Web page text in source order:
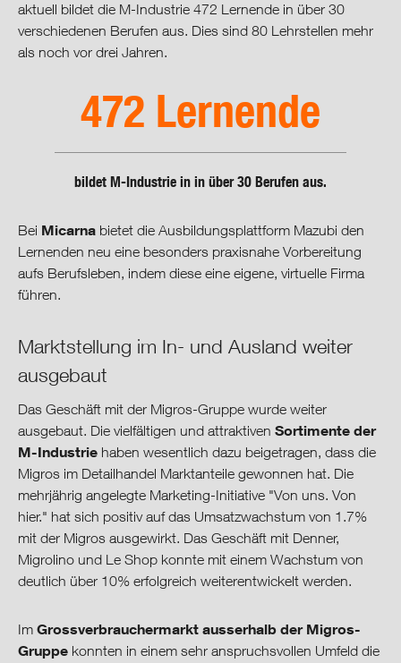
aktuell bildet die M-Industrie 472 Lernende in über 30
verschiedenen Berufen aus. Dies sind 80 Lehrstellen mehr
als noch vor drei Jahren.
472 Lernende
bildet M-Industrie in in über 30 Berufen aus.
Bei Micarna bietet die Ausbildungsplattform Mazubi den
Lernenden neu eine besonders praxisnahe Vorbereitung
aufs Berufsleben, indem diese eine eigene, virtuelle Firma
führen.
Marktstellung im In- und Ausland weiter
ausgebaut
Das Geschäft mit der Migros-Gruppe wurde weiter
ausgebaut. Die vielfältigen und attraktiven Sortimente der
M-Industrie haben wesentlich dazu beigetragen, dass die
Migros im Detailhandel Marktanteile gewonnen hat. Die
mehrjährig angelegte Marketing-Initiative "Von uns. Von
hier." hat sich positiv auf das Umsatzwachstum von 1.7%
mit der Migros ausgewirkt. Das Geschäft mit Denner,
Migrolino und Le Shop konnte mit einem Wachstum von
deutlich über 10% erfolgreich weiterentwickelt werden.
Im Grossverbrauchermarkt ausserhalb der Migros-
Gruppe konnten in einem sehr anspruchsvollen Umfeld die